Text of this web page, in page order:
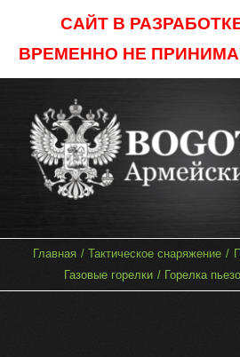
САЙТ В
ВРЕМЕННО НЕ
content
Главная Тактическое снаряжение
Газовые горелки
Горелка